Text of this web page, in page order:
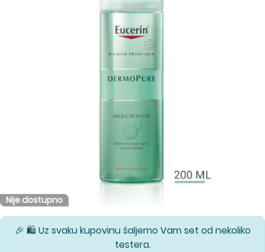
Nije dostupno
🎉 🛍️ Uz svaku kupovinu šaljemo Vam set od nekoliko
testera.